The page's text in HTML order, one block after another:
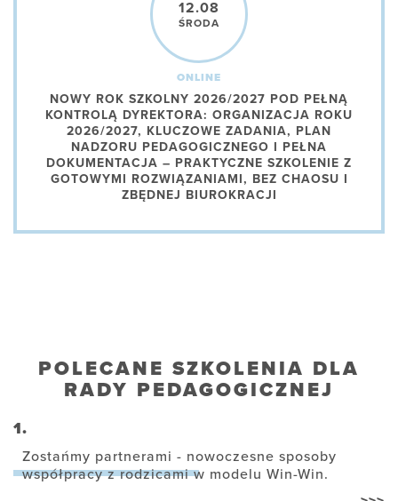
12.08
ŚRODA
ONLINE
NOWY ROK SZKOLNY 2026/2027 POD PEŁNĄ
KONTROLĄ DYREKTORA: ORGANIZACJA ROKU
2026/2027, KLUCZOWE ZADANIA, PLAN
NADZORU PEDAGOGICZNEGO I PEŁNA
DOKUMENTACJA – PRAKTYCZNE SZKOLENIE Z
GOTOWYMI ROZWIĄZANIAMI, BEZ CHAOSU I
ZBĘDNEJ BIUROKRACJI
POLECANE SZKOLENIA DLA
RADY PEDAGOGICZNEJ
1.
Zostańmy partnerami - nowoczesne sposoby
współpracy z rodzicami w modelu Win-Win.